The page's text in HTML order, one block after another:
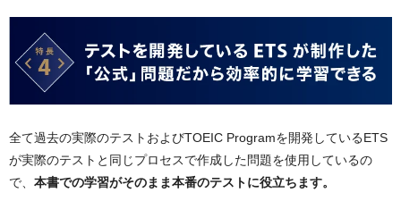
全て過去の実際のテストおよびTOEIC Programを開発しているETS
が実際のテストと同じプロセスで作成した問題を使用しているの
で、 本書での学習がそのまま本番のテストに役立ちます。